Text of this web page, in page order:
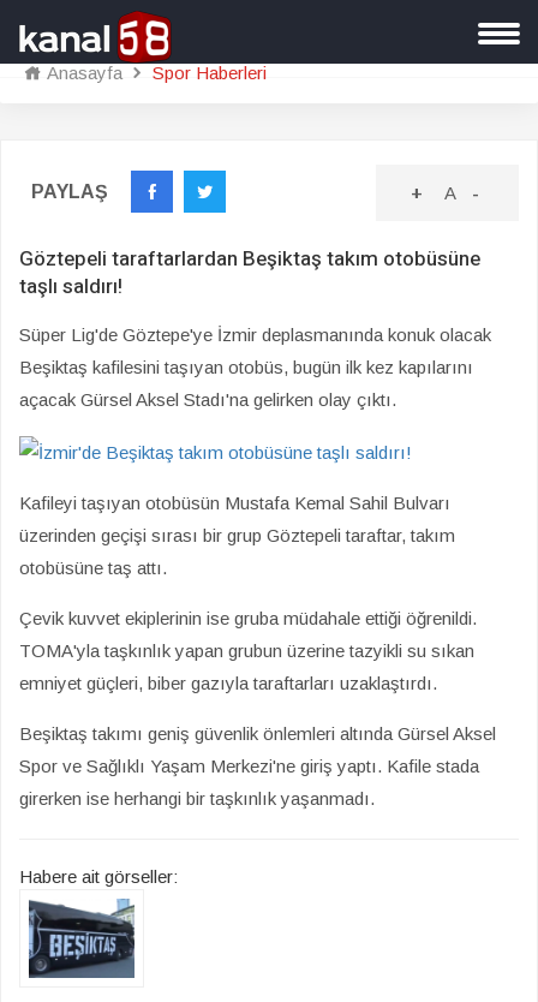
Anasayfa Spor Haberleri
PAYLAŞ + A -
Göztepeli taraftarlardan Beşiktaş takım otobüsüne
taşlı saldırı!
Süper Lig'de Göztepe'ye İzmir deplasmanında konuk olacak
Beşiktaş kafilesini taşıyan otobüs, bugün ilk kez kapılarını
açacak Gürsel Aksel Stadı'na gelirken olay çıktı.
Kafileyi taşıyan otobüsün Mustafa Kemal Sahil Bulvarı
üzerinden geçişi sırası bir grup Göztepeli taraftar, takım
otobüsüne taş attı.
Çevik kuvvet ekiplerinin ise gruba müdahale ettiği öğrenildi.
TOMA'yla taşkınlık yapan grubun üzerine tazyikli su sıkan
emniyet güçleri, biber gazıyla taraftarları uzaklaştırdı.
Beşiktaş takımı geniş güvenlik önlemleri altında Gürsel Aksel
Spor ve Sağlıklı Yaşam Merkezi'ne giriş yaptı. Kafile stada
girerken ise herhangi bir taşkınlık yaşanmadı.
Habere ait görseller: